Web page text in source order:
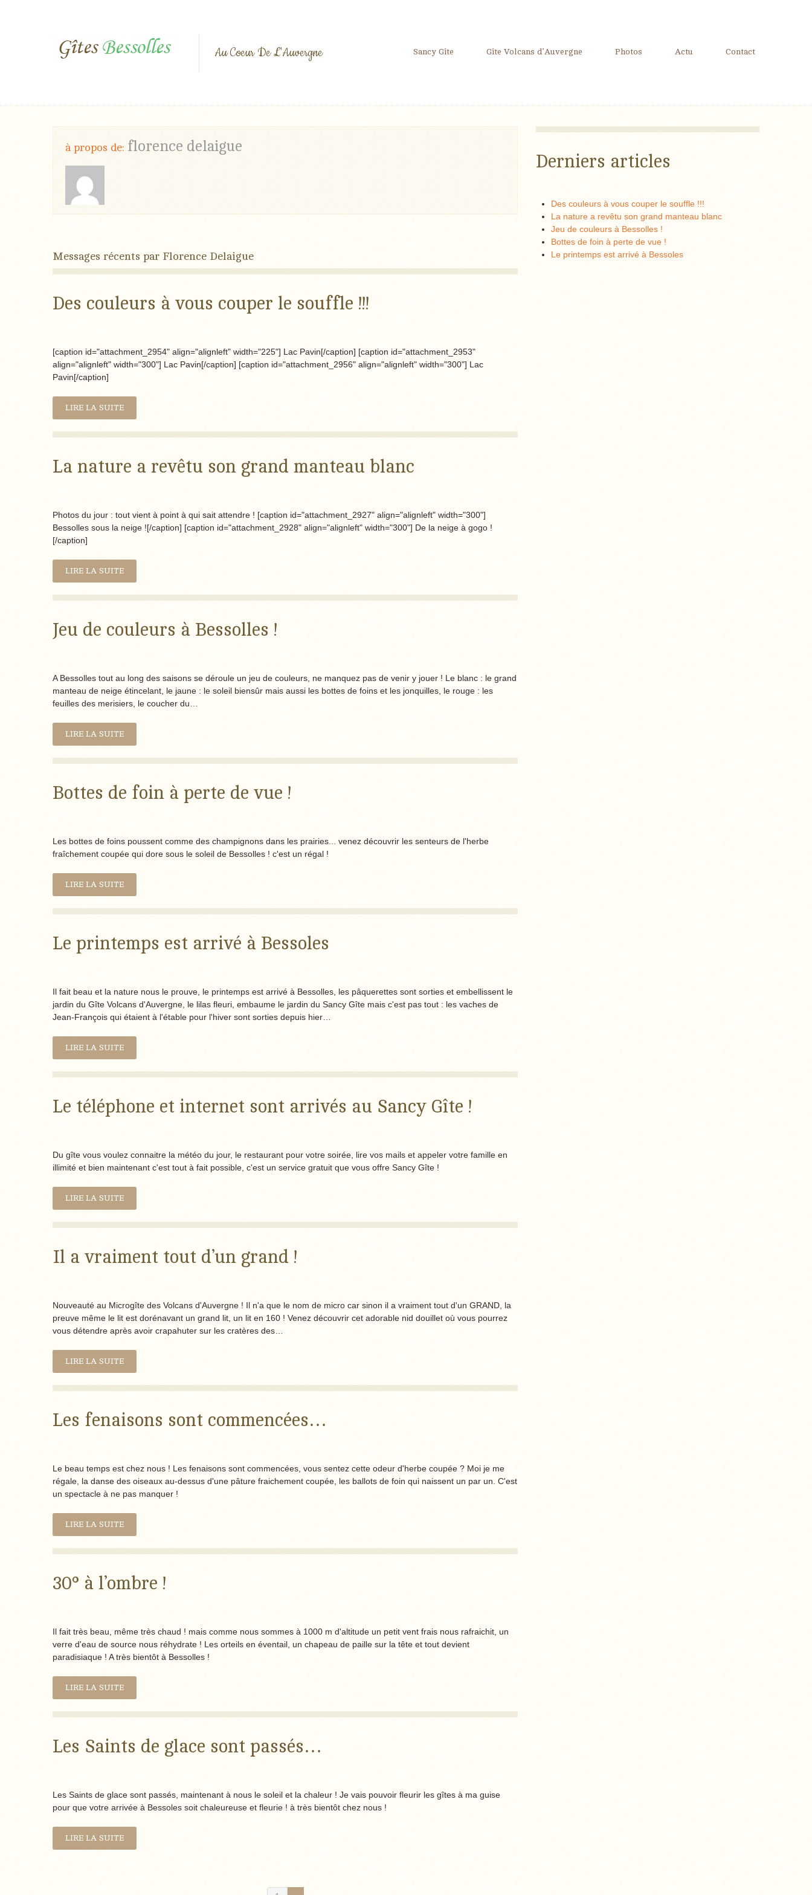
Au Coeur De L'Auvergne Sancy Gîte Gîte Volcans d’Auvergne Photos Actu Contact
à propos de: florence delaigue
Messages récents par Florence Delaigue
Des couleurs à vous couper le souffle !!!
[caption id="attachment_2954" align="alignleft" width="225"] Lac Pavin[/caption] [caption id="attachment_2953"
align="alignleft" width="300"] Lac Pavin[/caption] [caption id="attachment_2956" align="alignleft" width="300"] Lac
Pavin[/caption]
LIRE LA SUITE
La nature a revêtu son grand manteau blanc
Photos du jour : tout vient à point à qui sait attendre ! [caption id="attachment_2927" align="alignleft" width="300"]
Bessolles sous la neige ![/caption] [caption id="attachment_2928" align="alignleft" width="300"] De la neige à gogo !
[/caption]
LIRE LA SUITE
Jeu de couleurs à Bessolles !
A Bessolles tout au long des saisons se déroule un jeu de couleurs, ne manquez pas de venir y jouer ! Le blanc : le grand
manteau de neige étincelant, le jaune : le soleil biensûr mais aussi les bottes de foins et les jonquilles, le rouge : les
feuilles des merisiers, le coucher du…
LIRE LA SUITE
Bottes de foin à perte de vue !
Les bottes de foins poussent comme des champignons dans les prairies... venez découvrir les senteurs de l'herbe
fraîchement coupée qui dore sous le soleil de Bessolles ! c'est un régal !
LIRE LA SUITE
Le printemps est arrivé à Bessoles
Il fait beau et la nature nous le prouve, le printemps est arrivé à Bessolles, les pâquerettes sont sorties et embellissent le
jardin du Gîte Volcans d'Auvergne, le lilas fleuri, embaume le jardin du Sancy Gîte mais c'est pas tout : les vaches de
Jean-François qui étaient à l'étable pour l'hiver sont sorties depuis hier…
LIRE LA SUITE
Le téléphone et internet sont arrivés au Sancy Gîte !
Du gîte vous voulez connaitre la météo du jour, le restaurant pour votre soirée, lire vos mails et appeler votre famille en
illimité et bien maintenant c'est tout à fait possible, c'est un service gratuit que vous offre Sancy Gîte !
LIRE LA SUITE
Il a vraiment tout d’un grand !
Nouveauté au Microgîte des Volcans d'Auvergne ! Il n'a que le nom de micro car sinon il a vraiment tout d'un GRAND, la
preuve même le lit est dorénavant un grand lit, un lit en 160 ! Venez découvrir cet adorable nid douillet où vous pourrez
vous détendre après avoir crapahuter sur les cratères des…
LIRE LA SUITE
Les fenaisons sont commencées…
Le beau temps est chez nous ! Les fenaisons sont commencées, vous sentez cette odeur d'herbe coupée ? Moi je me
régale, la danse des oiseaux au-dessus d'une pâture fraichement coupée, les ballots de foin qui naissent un par un. C'est
un spectacle à ne pas manquer !
LIRE LA SUITE
30° à l’ombre !
Il fait très beau, même très chaud ! mais comme nous sommes à 1000 m d'altitude un petit vent frais nous rafraichit, un
verre d'eau de source nous réhydrate ! Les orteils en éventail, un chapeau de paille sur la tête et tout devient
paradisiaque ! A très bientôt à Bessolles !
LIRE LA SUITE
Les Saints de glace sont passés…
Les Saints de glace sont passés, maintenant à nous le soleil et la chaleur ! Je vais pouvoir fleurir les gîtes à ma guise
pour que votre arrivée à Bessoles soit chaleureuse et fleurie ! à très bientôt chez nous !
LIRE LA SUITE
Derniers articles
Des couleurs à vous couper le souffle !!!
La nature a revêtu son grand manteau blanc
Jeu de couleurs à Bessolles !
Bottes de foin à perte de vue !
Le printemps est arrivé à Bessoles